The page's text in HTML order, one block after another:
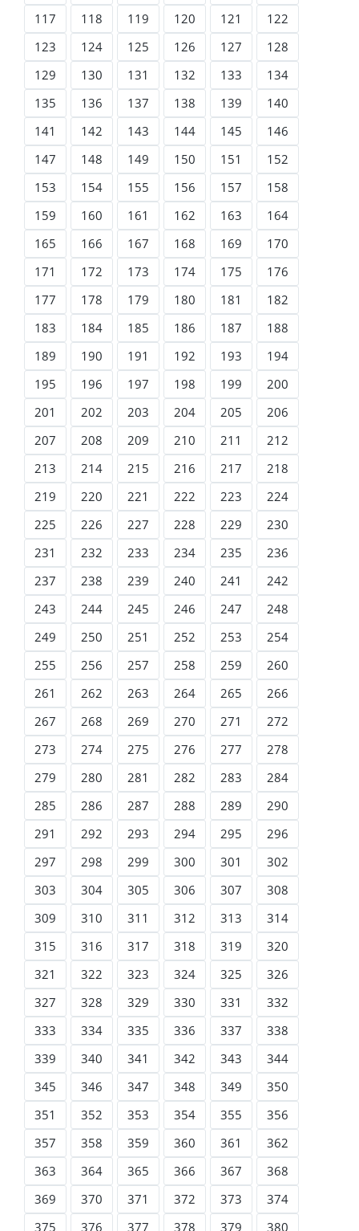
117
118 119 120 121
122
123
124 125 126 127
128
129
130 131 132 133
134
135
136 137 138 139
140
141
142 143 144 145
146
147
148 149 150 151
152
153
154 155 156 157
158
159
160 161 162 163
164
165
166 167 168 169
170
171
172 173 174 175
176
177
178 179 180 181
182
183
184 185 186 187
188
189
190 191 192 193
194
195
196 197 198 199
200
201
202 203 204 205
206
207
208 209 210 211
212
213
214 215 216 217
218
219
220 221 222 223
224
225
226 227 228 229
230
231
232 233 234 235
236
237
238 239 240 241
242
243
244 245 246 247
248
249
250 251 252 253
254
255
256 257 258 259
260
261
262 263 264 265
266
267
268 269 270 271
272
273
274 275 276 277
278
279
280 281 282 283
284
285
286 287 288 289
290
291
292 293 294 295
296
297
298 299 300 301
302
303
304 305 306 307
308
309
310 311 312 313
314
315
316 317 318 319
320
321
322 323 324 325
326
327
328 329 330 331
332
333
334 335 336 337
338
339
340 341 342 343
344
345
346 347 348 349
350
351
352 353 354 355
356
357
358 359 360 361
362
363
364 365 366 367
368
369
370 371 372 373
374
375
376 377 378 379 380